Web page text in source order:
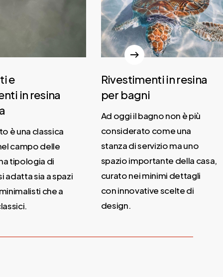
e
in resina
è una classica
campo delle
tipologia di
adatta sia a spazi
che a
Rivestimenti in resina
per bagni
Ad oggi il bagno non è più
considerato come una
stanza di servizio ma uno
spazio importante della casa,
curato nei minimi dettagli
con innovative scelte di
design.